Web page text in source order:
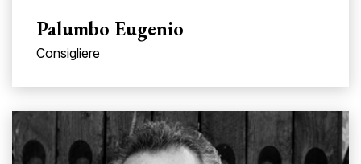
Palumbo Eugenio
Consigliere